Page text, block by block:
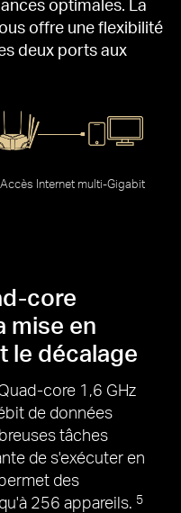
offre une flexibilité
deux ports aux
Accès Internet multi-Gigabit
core
mise en
le décalage
core 1,6 GHz
de données
tâches
de s'exécuter en
des
256 appareils. 5